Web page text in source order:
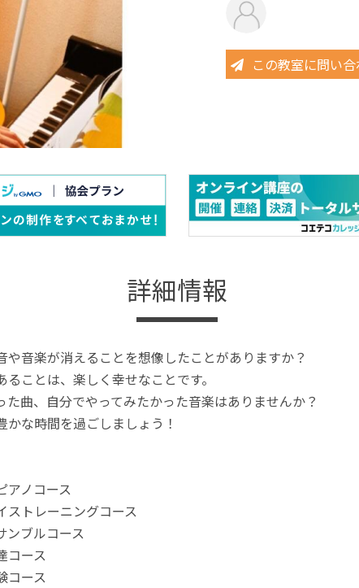
この教室に問い
詳細情報
や音楽が消えることを想像したことがありますか？
ることは、楽しく幸せなことです。
た曲、自分でやってみたかった音楽はありませんか？
かな時間を過ごしましょう！
ノコース
トレーニングコース
ブルコース
コース
コース